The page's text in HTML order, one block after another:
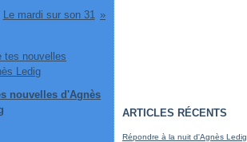
Le mardi sur son 31
nouvelles d'Agnès
ARTICLES RÉCENTS
Répondre à la nuit d'Agnès Ledig